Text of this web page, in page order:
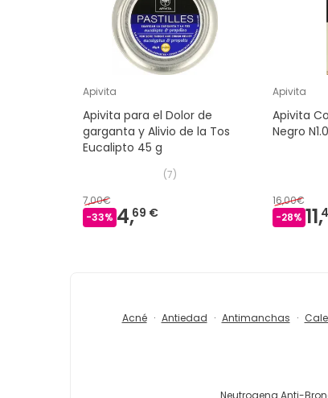
Apivita
Apivita para el Dolor de
garganta y Alivio de la Tos
Eucalipto 45 g
(7)
7,00€
-33% 4,69 €
Apivita
Apivita
Negro
16,00€
-28% 11,
Acné Antiedad Antimanchas